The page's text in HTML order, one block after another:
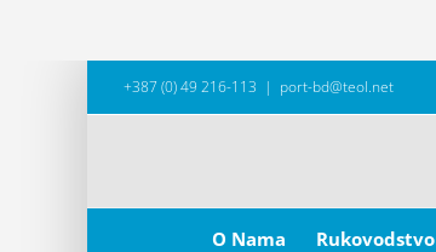
+387 (0) 49 216-113 | port-bd@teol.net
for:
O Nama
Rukovodstvo